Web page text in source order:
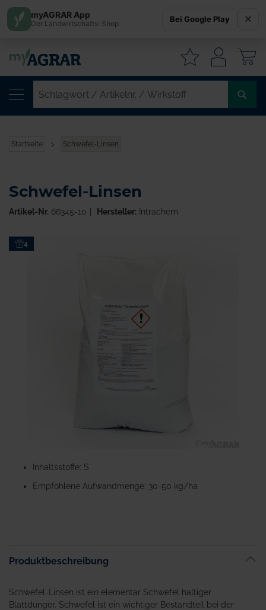
Startseite Schwefel-Linsen
Zum4
Anfang
Bildgalerie
Schwefel-Linsen
Artikel-Nr. 66345-10 Hersteller:Intrachem
Inhaltsstoffe: S
Empfohlene Aufwandmenge: 30-50 kg/ha
Produktbeschreibung
Schwefel-Linsen ist ein elementar Schwefel haltiger
Blattdünger. Schwefel ist ein wichtiger Bestandteil bei der
myAGRAR App
Der Landwirtschafts-Shop Bei Google Play